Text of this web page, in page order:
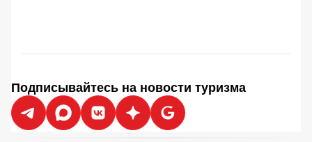
Подписывайтесь на новости туризма